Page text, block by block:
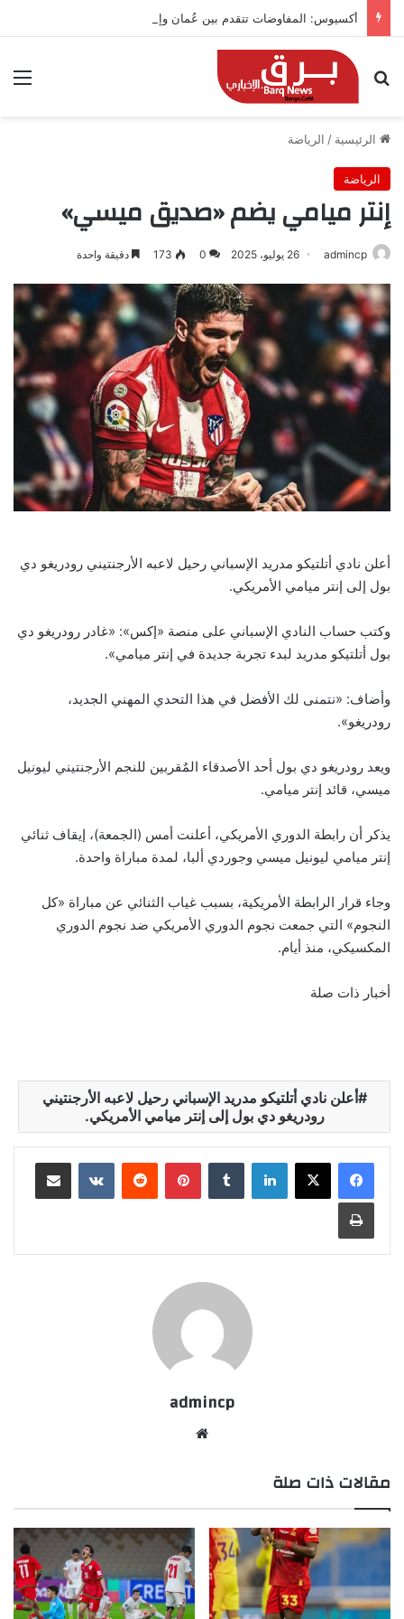
أكسيوس: المفاوضات تتقدم بين عُمان وإيران بشأن هرمز
بحث عن
الرئيسية / الرياضة
الرياضة
إنتر ميامي يضم «صديق ميسي»
admincp 26 يوليو، 2025 0
173 دقيقة واحدة
أعلن نادي أتلتيكو مدريد الإسباني رحيل لاعبه الأرجنتيني رودريغو دي
بول إلى إنتر ميامي الأمريكي.
وكتب حساب النادي الإسباني على منصة «إكس»: «غادر رودريغو دي
بول أتلتيكو مدريد لبدء تجربة جديدة في إنتر ميامي».
وأضاف: «نتمنى لك الأفضل في هذا التحدي المهني الجديد،
رودريغو».
ويعد رودريغو دي بول أحد الأصدقاء المٌقربين للنجم الأرجنتيني ليونيل
ميسي، قائد إنتر ميامي.
يذكر أن رابطة الدوري الأمريكي، أعلنت أمس (الجمعة)، إيقاف ثنائي
إنتر ميامي ليونيل ميسي وجوردي ألبا، لمدة مباراة واحدة.
وجاء قرار الرابطة الأمريكية، بسبب غياب الثنائي عن مباراة «كل
النجوم» التي جمعت نجوم الدوري الأمريكي ضد نجوم الدوري
المكسيكي، منذ أيام.
أخبار ذات صلة
أعلن نادي أتلتيكو مدريد الإسباني رحيل لاعبه الأرجنتيني
رودريغو دي بول إلى إنتر ميامي الأمريكي.
لينكدإن بينتيريست
admincp
مقالات ذات صلة